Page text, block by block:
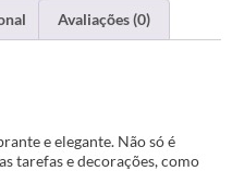
Avaliações (0)
e elegante. Não só é
tarefas e decorações, como